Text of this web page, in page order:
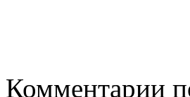
Комментарии